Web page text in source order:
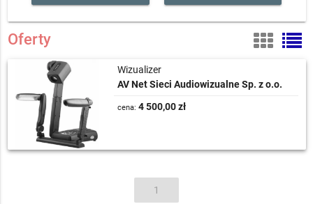
Oferty
Wizualizer
AV Net Sieci Audiowizualne Sp. z o.o.
cena: 4 500,00 zł
1